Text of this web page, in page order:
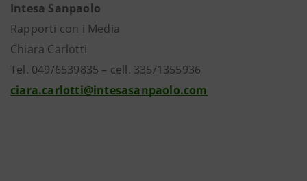
Intesa Sanpaolo
Rapporti con i Media
Chiara Carlotti
Tel. 049/6539835 – cell. 335/1355936
ciara.carlotti@intesasanpaolo.com